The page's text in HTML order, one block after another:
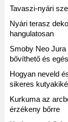
Tavaszi-nyári
Nyári terasz
hangulatosan
Smoby Neo
bővíthető és
Hogyan neveld
sikeres
Kurkuma az
érzékeny bőrre